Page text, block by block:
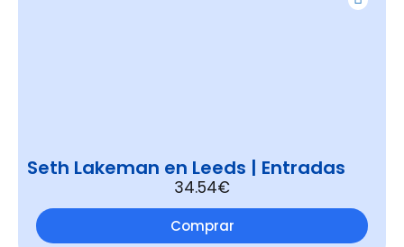
Seth Lakeman en Leeds | Entradas
34.54€
Comprar